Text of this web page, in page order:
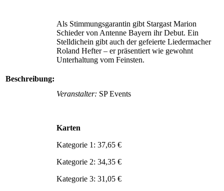
Beschreibung:
Als Stimmungsgarantin gibt Stargast Marion
Schieder von Antenne Bayern ihr Debut. Ein
Stelldichein gibt auch der gefeierte Liedermacher
Roland Hefter – er präsentiert wie gewohnt
Unterhaltung vom Feinsten.
Veranstalter: SP Events
Karten
Kategorie 1: 37,65 €
Kategorie 2: 34,35 €
Kategorie 3: 31,05 €